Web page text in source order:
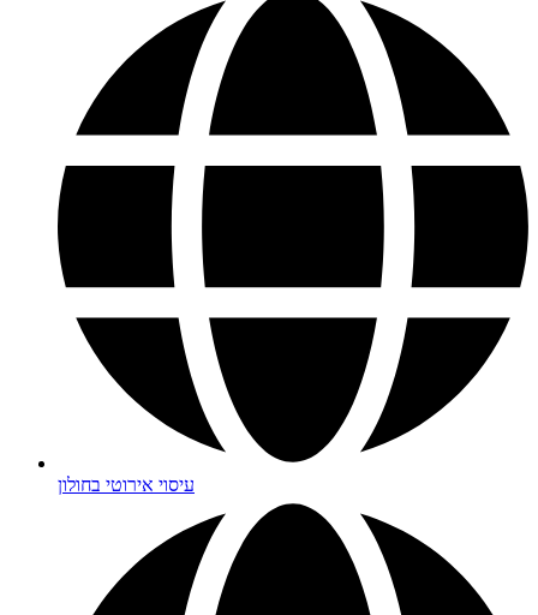
עיסוי אירוטי בחולון